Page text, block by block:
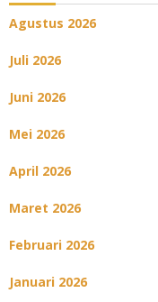
Agustus 2026
Juli 2026
Juni 2026
Mei 2026
April 2026
Maret 2026
Februari 2026
Januari 2026